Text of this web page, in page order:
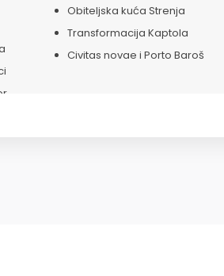
Obiteljska kuća Strenja
Transformacija Kaptola
Civitas novae i Porto Baroš